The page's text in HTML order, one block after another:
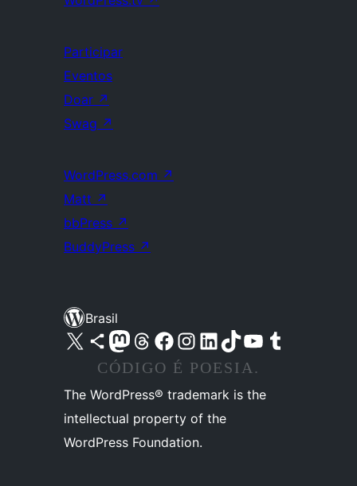
Participar
Eventos
Doar ↗
Swag ↗
WordPress.com ↗
Matt ↗
bbPress ↗
BuddyPress ↗
Brasil
Acessar nossa conta do X (antigo Twitter)
Acessar nossa conta do Bluesky
Acessar nossa conta do Mastodon
Acessar nossa conta do Threads
Acessar nossa página do Facebook
Acessar nossa conta do Instagram
Acessar nossa conta do LinkedIn
Acessar nossa conta do TikTok
Acessar nosso canal do YouTube
Acessar nossa conta no Tumblr
CÓDIGO É POESIA.
The WordPress® trademark is the
intellectual property of the
WordPress Foundation.